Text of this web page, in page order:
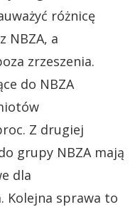
różnicę
NBZA, a
zrzeszenia.
do NBZA
Z drugiej
grupy NBZA mają
dla
Kolejna sprawa to